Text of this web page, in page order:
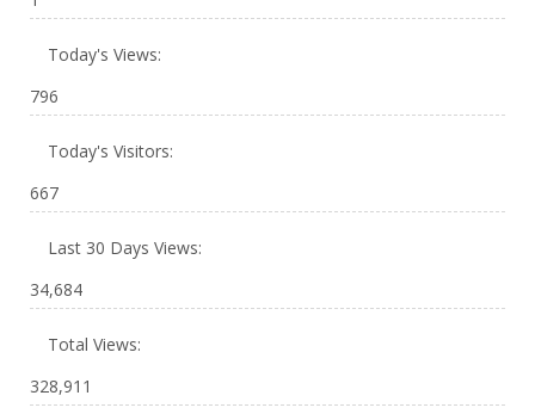
Today's Views:
796
Today's Visitors:
667
Last 30 Days Views:
34,684
Total Views:
328,911